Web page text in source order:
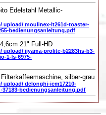
Edelstahl Metallic-
moulinex-lt261d-toaster-
bedienungsanleitung.pdf
21" Full-HD
iiyama-prolite-b2283hs-b3-
1-ls-6975-
silber-grau
delonghi-icm17210-
bedienungsanleitung.pdf